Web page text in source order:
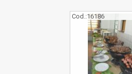
Cod.:16186